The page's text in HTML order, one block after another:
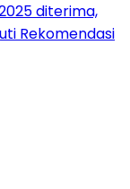
diterima,
Rekomendasi